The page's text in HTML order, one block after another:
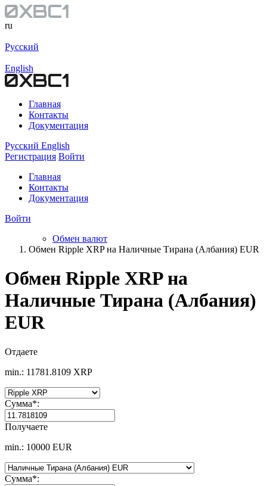
ru
Русский
English
Главная
Контакты
Документация
Русский English
Регистрация Войти
Главная
Контакты
Документация
Войти
Обмен валют
Обмен Ripple XRP на Наличные Тирана (Албания) EUR
Обмен Ripple XRP на
Наличные Тирана (Албания)
EUR
Отдаете
min.: 11781.8109 XRP
Сумма*:
Получаете
min.: 10000 EUR
Сумма*: